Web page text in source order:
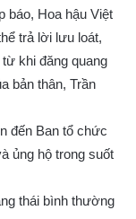
báo, Hoa hậu Việt
trả lời lưu loát,
khi đăng quang
bản thân, Trần
đến Ban tổ chức
ủng hộ trong suốt